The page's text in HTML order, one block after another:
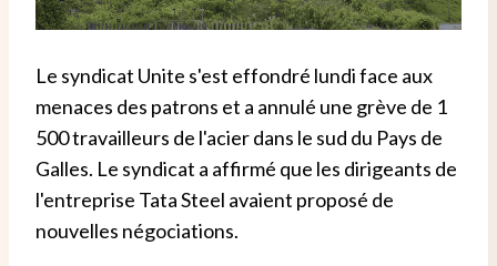
Le syndicat Unite s'est effondré lundi face aux
menaces des patrons et a annulé une grève de 1
500 travailleurs de l'acier dans le sud du Pays de
Galles. Le syndicat a affirmé que les dirigeants de
l'entreprise Tata Steel avaient proposé de
nouvelles négociations.